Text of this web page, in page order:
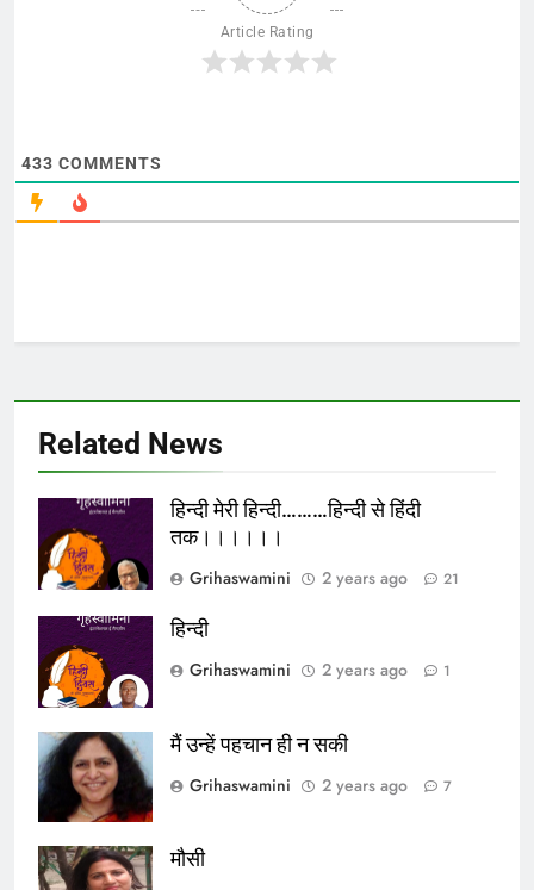
Article Rating
433 COMMENTS
Related News
हिन्दी मेरी हिन्दी………हिन्दी से हिंदी
तक।।।।।।
Grihaswamini
2 years ago 21
हिन्दी
Grihaswamini
2 years ago 1
मैं उन्हें पहचान ही न सकी
Grihaswamini
2 years ago 7
मौसी